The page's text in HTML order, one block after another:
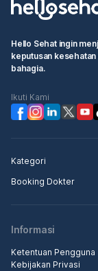
Hello Sehat ingin
keputusan
bahagia.
Ikuti Kami
Kategori
Booking Dokter
Informasi
Ketentuan Pengguna
Kebijakan Privasi